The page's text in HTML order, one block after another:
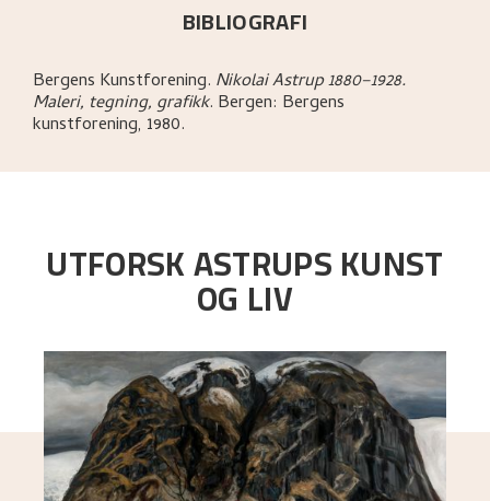
BIBLIOGRAFI
Bergens Kunstforening. Nikolai Astrup 1880–1928.
Maleri, tegning, grafikk. Bergen: Bergens
kunstforening, 1980.
UTFORSK ASTRUPS KUNST
OG LIV